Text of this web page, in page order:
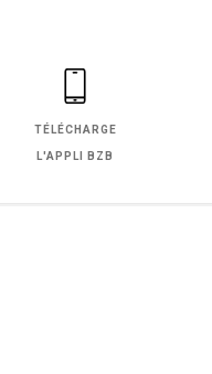
TÉLÉCHARGE
L'APPLI BZB